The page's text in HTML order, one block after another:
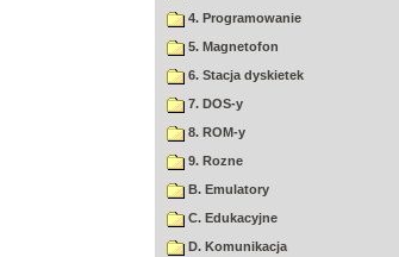
4. Programowanie
5. Magnetofon
6. Stacja dyskietek
7. DOS-y
8. ROM-y
9. Rozne
B. Emulatory
C. Edukacyjne
D. Komunikacja